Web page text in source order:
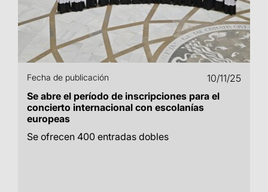
Fecha de publicación
10/11/25
Se abre el período de inscripciones para el
concierto internacional con escolanías
europeas
Se ofrecen 400 entradas dobles